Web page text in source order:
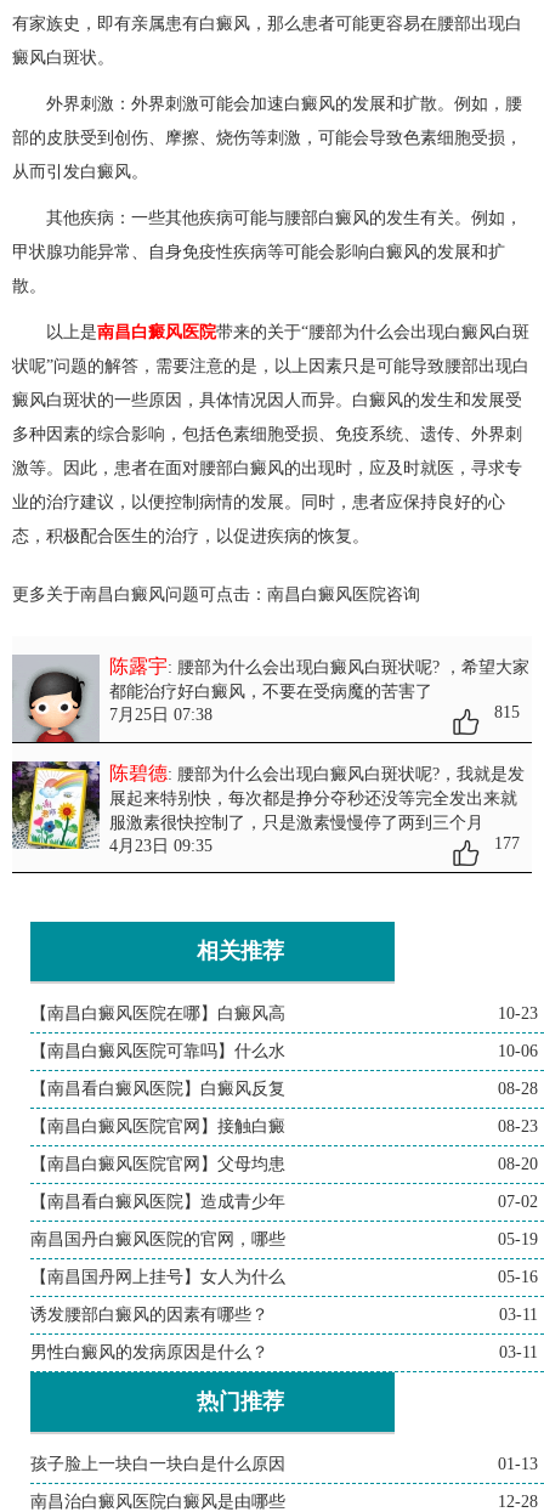
有家族史，即有亲属患有白癜风，那么患者可能更容易在腰部出现白
癜风白斑状。
外界刺激：外界刺激可能会加速白癜风的发展和扩散。例如，腰
部的皮肤受到创伤、摩擦、烧伤等刺激，可能会导致色素细胞受损，
从而引发白癜风。
其他疾病：一些其他疾病可能与腰部白癜风的发生有关。例如，
甲状腺功能异常、自身免疫性疾病等可能会影响白癜风的发展和扩
散。
以上是南昌白癜风医院带来的关于“腰部为什么会出现白癜风白斑
状呢”问题的解答，需要注意的是，以上因素只是可能导致腰部出现白
癜风白斑状的一些原因，具体情况因人而异。白癜风的发生和发展受
多种因素的综合影响，包括色素细胞受损、免疫系统、遗传、外界刺
激等。因此，患者在面对腰部白癜风的出现时，应及时就医，寻求专
业的治疗建议，以便控制病情的发展。同时，患者应保持良好的心
态，积极配合医生的治疗，以促进疾病的恢复。
更多关于南昌白癜风问题可点击： 南昌白癜风医院咨询
陈露宇: 腰部为什么会出现白癜风白斑状呢?
，希望大家
都能治疗好白癜风，不要在受病魔的苦害了
7月25日 07:38
815
陈碧德: 腰部为什么会出现白癜风白斑状呢? ，我就是发
展起来特别快，每次都是挣分夺秒还没等完全发出来就
服激素很快控制了，只是激素慢慢停了两到三个月
4月23日 09:35
177
相关推荐
【南昌白癜风医院在哪】白癜风高 10-23
【南昌白癜风医院可靠吗】什么水 10-06
【南昌看白癜风医院】白癜风反复 08-28
【南昌白癜风医院官网】接触白癜 08-23
【南昌白癜风医院官网】父母均患 08-20
【南昌看白癜风医院】造成青少年 07-02
南昌国丹白癜风医院的官网，哪些 05-19
【南昌国丹网上挂号】女人为什么 05-16
诱发腰部白癜风的因素有哪些？ 03-11
男性白癜风的发病原因是什么？ 03-11
热门推荐
孩子脸上一块白一块白是什么原因 01-13
南昌治白癜风医院白癜风是由哪些 12-28